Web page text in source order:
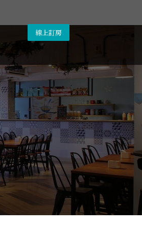
線上訂房